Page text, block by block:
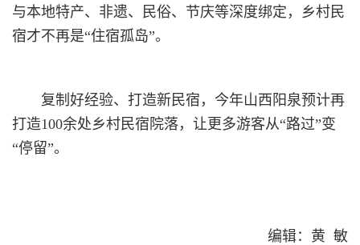
与本地特产、非遗、民俗、节庆等深度绑定，乡村民
宿才不再是“住宿孤岛”。
复制好经验、打造新民宿，今年山西阳泉预计再
打造100余处乡村民宿院落，让更多游客从“路过”变
“停留”。
编辑：黄 敏